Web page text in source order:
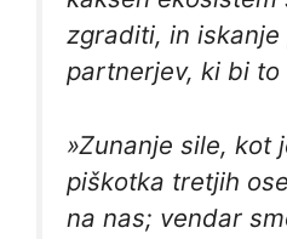
zgraditi, in iskanje
partnerjev, ki bi to
»Zunanje sile, kot
piškotka tretjih
na nas; vendar